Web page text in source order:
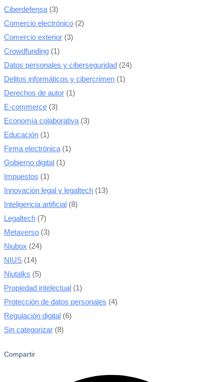
Ciberdefensa (3)
Comercio electrónico (2)
Comercio exterior (3)
Crowdfunding (1)
Datos personales y ciberseguridad (24)
Delitos informáticos y cibercrimen (1)
Derechos de autor (1)
E-commerce (3)
Economía colaborativa (3)
Educación (1)
Firma electrónica (1)
Gobierno digital (1)
Impuestos (1)
Innovación legal y legaltech (13)
Inteligencia artificial (8)
Legaltech (7)
Metaverso (3)
Niubox (24)
NIUS (14)
Niutalks (5)
Propiedad intelectual (1)
Protección de datos personales (4)
Regulación digital (6)
Sin categorizar (8)
Compartir